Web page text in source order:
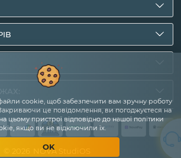
NOVA StudiOS
cookie, щоб забезпечити вам зручну роботу
це повідомлення, ви погоджуєтеся на
цьому пристрої відповідно до нашої політики
якщо ви не відключили їх.
OK